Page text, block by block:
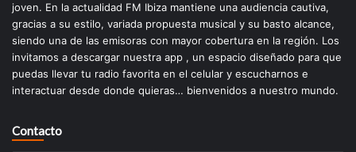
joven. En la actualidad FM Ibiza mantiene una audiencia cautiva,
gracias a su estilo, variada propuesta musical y su basto alcance,
siendo una de las emisoras con mayor cobertura en la región. Los
invitamos a descargar nuestra app , un espacio diseñado para que
puedas llevar tu radio favorita en el celular y escucharnos e
interactuar desde donde quieras… bienvenidos a nuestro mundo.
Contacto